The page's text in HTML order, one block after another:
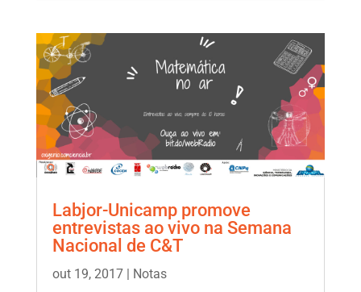
Labjor-Unicamp promove
entrevistas ao vivo na Semana
Nacional de C&T
out 19, 2017|
Notas